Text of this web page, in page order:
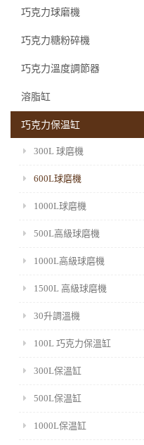
巧克力球磨機
巧克力糖粉碎機
巧克力溫度調節器
溶脂缸
巧克力保温缸
300L 球磨機
600L球磨機
1000L球磨機
500L高級球磨機
1000L高級球磨機
1500L 高級球磨機
30升調溫機
100L 巧克力保溫缸
300L保溫缸
500L保温缸
1000L保温缸